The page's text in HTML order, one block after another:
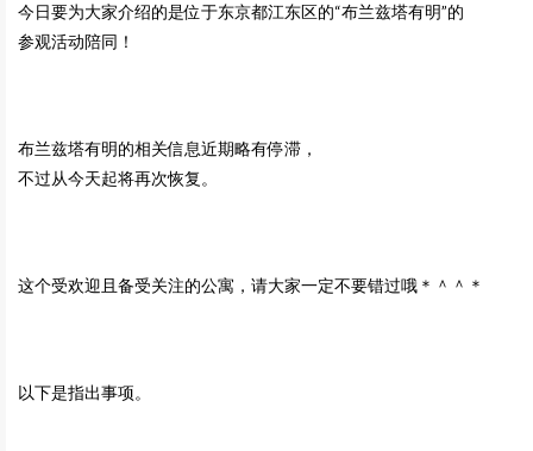
今日要为大家介绍的是位于东京都江东区的“布兰兹塔有明”的
参观活动陪同！
布兰兹塔有明的相关信息近期略有停滞，
不过从今天起将再次恢复。
这个受欢迎且备受关注的公寓，请大家一定不要错过哦＊＾＾＊
以下是指出事项。